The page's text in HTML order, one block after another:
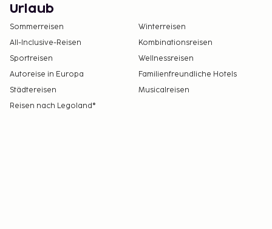
Urlaub
Sommerreisen
Winterreisen
All-Inclusive-Reisen
Kombinationsreisen
Sportreisen
Wellnessreisen
Autoreise in Europa
Familienfreundliche Hotels
Städtereisen
Musicalreisen
Reisen nach Legoland®